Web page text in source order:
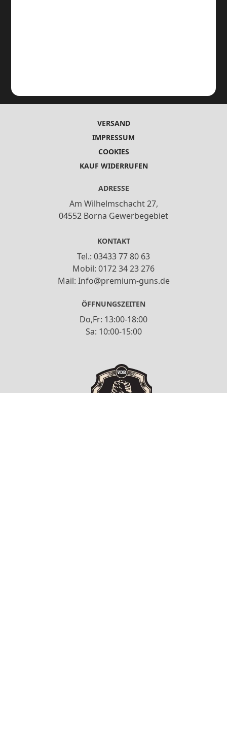
VERSAND
IMPRESSUM
COOKIES
KAUF WIDERRUFEN
ADRESSE
Am Wilhelmschacht 27,
04552 Borna Gewerbegebiet
KONTAKT
Tel.: 03433 77 80 63
Mobil: 0172 34 23 276
Mail: Info@premium-guns.de
ÖFFNUNGSZEITEN
Do,Fr: 13:00-18:00
Sa: 10:00-15:00